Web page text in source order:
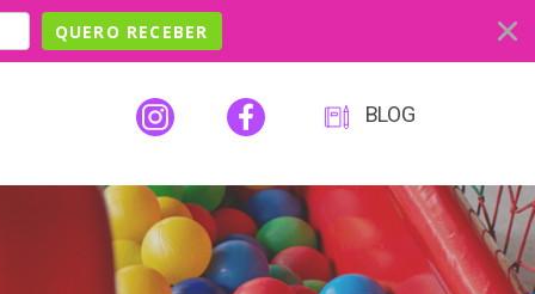
QUERO RECEBER
BLOG